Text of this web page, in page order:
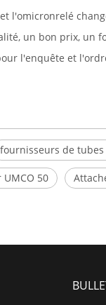
l'omicronrelé
un bon prix, un
l'enquête et
fournisseurs de
50